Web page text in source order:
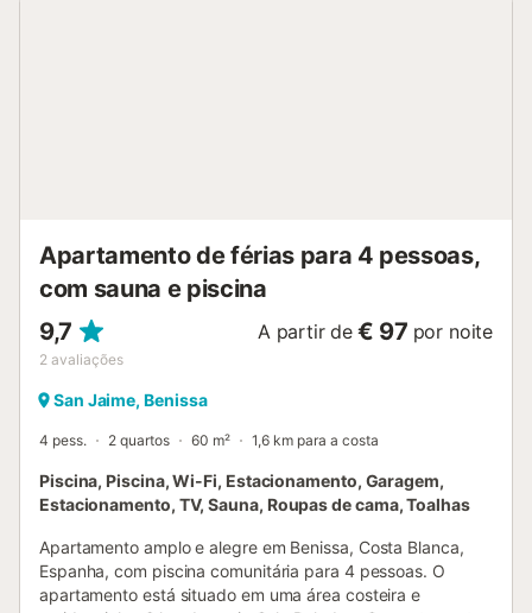
Apartamento de férias para 4 pessoas,
com sauna e piscina
9,7
2 avaliações
A partir de € 97 por noite
San Jaime, Benissa
4 pess. 2 quartos 60 m² 1,6 km para a costa
Piscina, Piscina, Wi-Fi, Estacionamento, Garagem,
Estacionamento, TV, Sauna, Roupas de cama, Toalhas
Apartamento amplo e alegre em Benissa, Costa Blanca,
Espanha, com piscina comunitária para 4 pessoas. O
apartamento está situado em uma área costeira e